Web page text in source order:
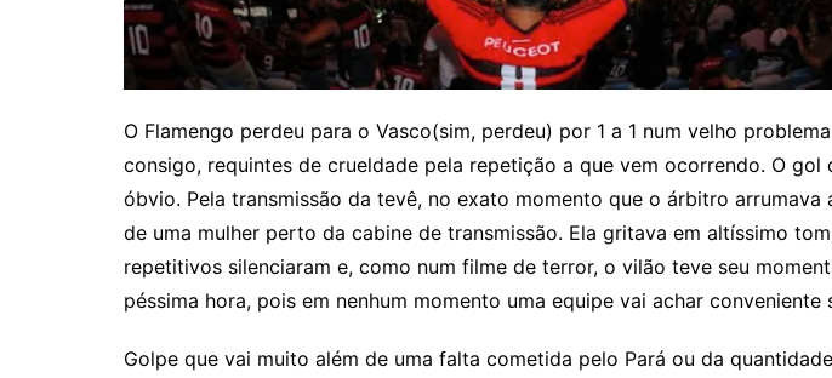
O Flamengo perdeu para o Vasco(sim, perdeu) por 1 a 1 num velho
consigo, requintes de crueldade pela repetição a que vem ocorrendo. O
óbvio. Pela transmissão da tevê, no exato momento que o árbitro
de uma mulher perto da cabine de transmissão. Ela gritava em altíssimo
repetitivos silenciaram e, como num filme de terror, o vilão teve seu
péssima hora, pois em nenhum momento uma equipe vai achar
Golpe que vai muito além de uma falta cometida pelo Pará ou da